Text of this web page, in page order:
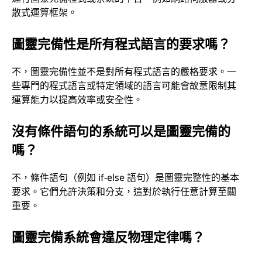
散式運算框架。
圖靈完備性是所有程式語言的要求嗎？
不，圖靈完備性並不是對所有程式語言的嚴格要求。一
些專門的程式語言或特定領域的語言可能會故意限制其
運算能力以提高效率或安全性。
沒有條件語句的系統可以是圖靈完備的
嗎？
不，條件語句（例如 if-else 語句）是圖靈完整性的基本
要求。它們允許決策和分支，這對於執行任意計算至關
重要。
圖靈完備系統會違反物理定律嗎？